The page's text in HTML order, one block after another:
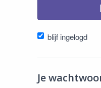
blijf ingelogd
Je